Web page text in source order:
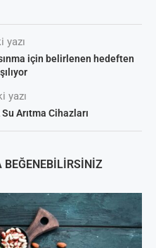
yazı
için belirlenen hedeften
yazı
Arıtma Cihazları